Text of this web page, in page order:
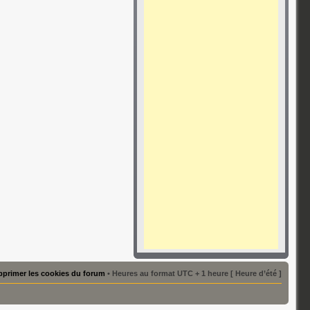
les cookies du forum • Heures au format UTC + 1 heure [ Heure d’été ]